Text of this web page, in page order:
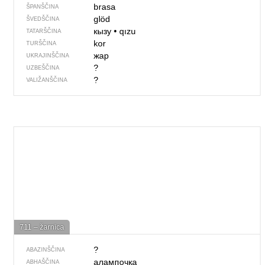
ŠPANŠČINA brasa
ŠVEDŠČINA glöd
TATARŠČINA кызу• qızu
TURŠČINA kor
UKRAJINŠČINA жар
UZBEŠČINA ?
VALIŽANŠČINA ?
711 – žarnica
ABAZINŠČINA ?
ABHAŠČINA алампочка